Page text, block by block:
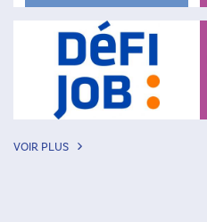
VOIR PLUS